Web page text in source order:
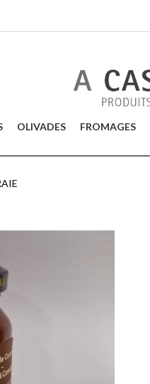
OLIVADES FROMAGES